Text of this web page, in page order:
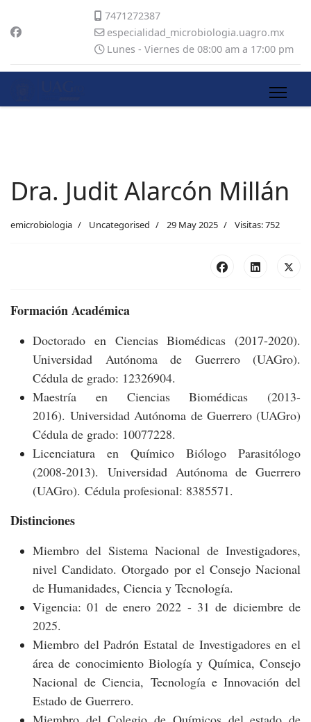
7471272387
especialidad_microbiologia.uagro.mx
Lunes - Viernes de 08:00 am a 17:00 pm
Dra. Judit Alarcón Millán
emicrobiologia Uncategorised 29 May 2025 Visitas: 752
Formación Académica
Doctorado en Ciencias Biomédicas (2017-2020).
Universidad Autónoma de Guerrero (UAGro).
Cédula de grado: 12326904.
Maestría en Ciencias Biomédicas (2013-
2016). Universidad Autónoma de Guerrero (UAGro)
Cédula de grado: 10077228.
Licenciatura en Químico Biólogo Parasitólogo
(2008-2013). Universidad Autónoma de Guerrero
(UAGro). Cédula profesional: 8385571.
Distinciones
Miembro del Sistema Nacional de Investigadores,
nivel Candidato. Otorgado por el Consejo Nacional
de Humanidades, Ciencia y Tecnología.
Vigencia: 01 de enero 2022 - 31 de diciembre de
2025.
Miembro del Padrón Estatal de Investigadores en el
área de conocimiento Biología y Química, Consejo
Nacional de Ciencia, Tecnología e Innovación del
Estado de Guerrero.